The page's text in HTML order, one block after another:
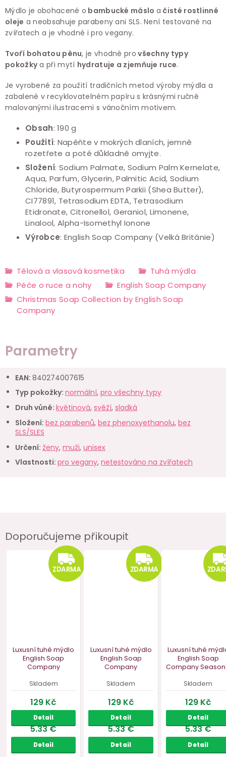
Mýdlo je obohacené o bambucké máslo a čisté rostlinné
oleje a neobsahuje parabeny ani SLS. Není testované na
zvířatech a je vhodné i pro vegany.
Tvoří bohatou pěnu, je vhodné pro všechny typy
pokožkya při mytí hydratuje a zjemňuje ruce.
Je vyrobené za použití tradičních metod výroby mýdla a
zabalené v recyklovatelném papíru s krásnými ručně
malovanými ilustracemi s vánočním motivem.
Obsah: 190 g
Použití: Napěňte v mokrých dlaních, jemně
rozetřete a poté důkladně omyjte.
Složení: Sodium Palmate, Sodium Palm Kernelate,
Aqua, Parfum, Glycerin, Palmitic Acid, Sodium
Chloride, Butyrospermum Parkii (Shea Butter),
CI77891, Tetrasodium EDTA, Tetrasodium
Etidronate, Citronellol, Geraniol, Limonene,
Linalool, Alpha-Isomethyl Ionone
Výrobce: English Soap Company (Velká Británie)
Tělová a vlasová kosmetika
Tuhá mýdla
Péče o ruce a nohy
English Soap Company
Christmas Soap Collection by English Soap
Company
Parametry
EAN: 840274007615
Typ pokožky: normální, pro všechny typy
Druh vůně: květinová, svěží, sladká
Složení: bez parabenů, bez phenoxyethanolu, bez
SLS/SLES
Určení: ženy, muži, unisex
Vlastnosti: pro vegany, netestováno na zvířatech
Doporučujeme přikoupit
ZDARMA
ZDARMA ZDARMA